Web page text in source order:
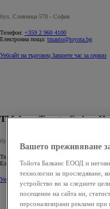
бул. Сливница 570 - София
Телефон: +359 2 960 4100
Електронна поща: tmauto@toyota.bg
Уебсайт на търговец Запазете час за сервиз
ТМ Ауто Toyota София
бул.Цариградско шосе 163 - София
Телефон:
Електронна поща:tmauto@toyota.bg
Уебсайт на търговец
Вашето преживяване
Тойота Балканс ЕООД и
технологии за проследяване,
устройство ви за следните
посещение на сайта ни,
персонализирани реклами при